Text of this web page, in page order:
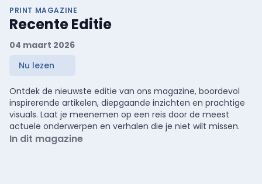
PRINT MAGAZINE
Recente Editie
04 maart 2026
Nu lezen
Ontdek de nieuwste editie van ons magazine, boordevol
inspirerende artikelen, diepgaande inzichten en prachtige
visuals. Laat je meenemen op een reis door de meest
actuele onderwerpen en verhalen die je niet wilt missen.
In dit magazine